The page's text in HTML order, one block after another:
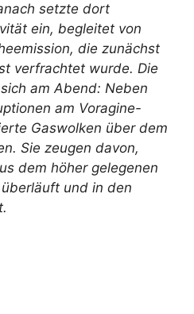
setzte dort
ein, begleitet von
die zunächst
verfrachtet wurde. Die
am Abend: Neben
am Voragine-
Gaswolken über dem
Sie zeugen davon,
dem höher gelegenen
und in den